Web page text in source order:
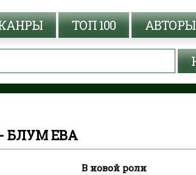
ТОП 100 АВТОРЫ
БЛУМ ЕВА
В новой роли